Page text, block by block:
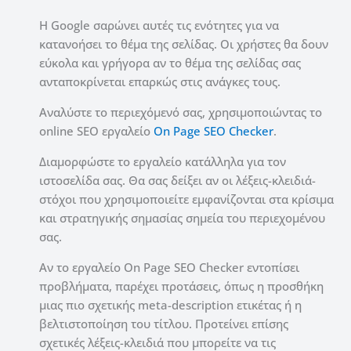
Η Google σαρώνει αυτές τις ενότητες για να
κατανοήσει το θέμα της σελίδας. Οι χρήστες θα δουν
εύκολα και γρήγορα αν το θέμα της σελίδας σας
ανταποκρίνεται επαρκώς στις ανάγκες τους.
Αναλύστε το περιεχόμενό σας, χρησιμοποιώντας το
online SEO εργαλείο On Page SEO Checker.
Διαμορφώστε το εργαλείο κατάλληλα για τον
ιστοσελίδα σας. Θα σας δείξει αν οι λέξεις-κλειδιά-
στόχοι που χρησιμοποιείτε εμφανίζονται στα κρίσιμα
και στρατηγικής σημασίας σημεία του περιεχομένου
σας.
Αν το εργαλείο On Page SEO Checker εντοπίσει
προβλήματα, παρέχει προτάσεις, όπως η προσθήκη
μιας πιο σχετικής meta-description ετικέτας ή η
βελτιστοποίηση του τίτλου. Προτείνει επίσης
σχετικές λέξεις-κλειδιά που μπορείτε να τις